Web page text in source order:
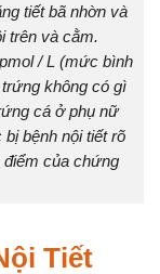
tiết bã nhờn và
trên và cằm.
/ L (mức bình
không có gì
cá ở phụ nữ
bệnh nội tiết rõ
điểm của chứng
Tiết